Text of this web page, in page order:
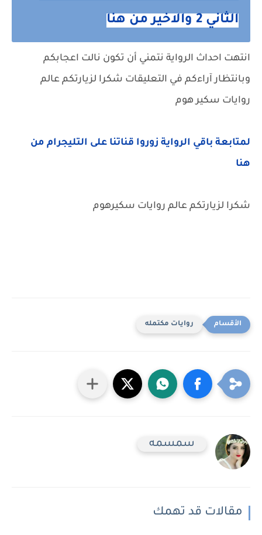
الثاني 2 والاخير من هنا
انتهت احداث الرواية نتمني أن تكون نالت اعجابكم
وبانتظار آراءكم في التعليقات شكرا لزيارتكم عالم
روايات سكير هوم
لمتابعة باقي الرواية زوروا قناتنا على التليجرام من
هنا
شكرا لزيارتكم عالم روايات سكيرهوم
روايات مكتمله
سمسمه
مقالات قد تهمك